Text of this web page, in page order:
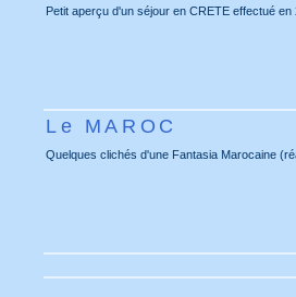
Petit aperçu d'un séjour en CRETE effectué en
Le MAROC
Quelques clichés d'une Fantasia Marocaine